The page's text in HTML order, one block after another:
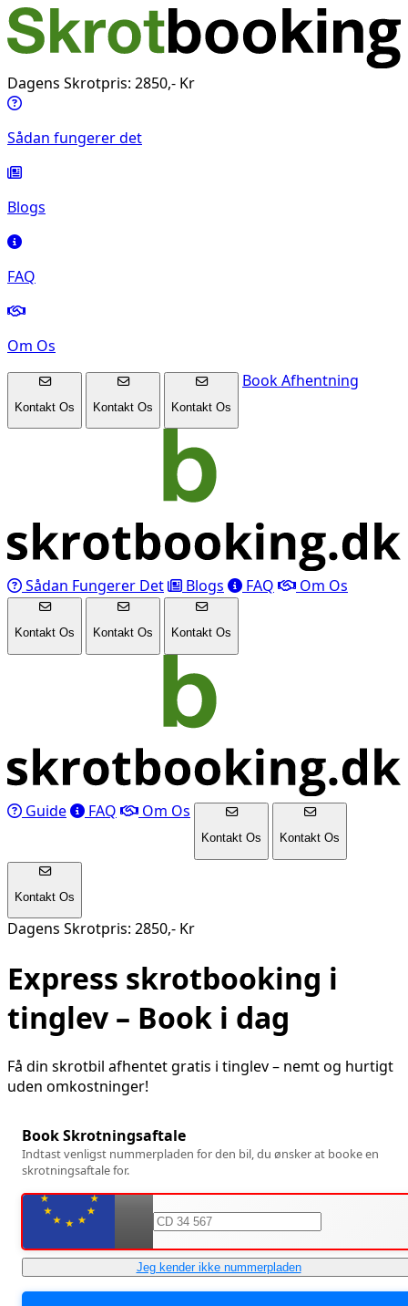
Dagens Skrotpris: 2850,- Kr
Sådan fungerer det
Blogs
FAQ
Om Os
Kontakt Os Kontakt Os Kontakt Os
Book Afhentning
Sådan Fungerer Det Blogs FAQ Om Os
Kontakt Os Kontakt Os Kontakt Os
Guide FAQ Om Os
Kontakt Os Kontakt Os
Kontakt Os
Dagens Skrotpris: 2850,- Kr
Express skrotbooking i
tinglev – Book i dag
Få din skrotbil afhentet gratis i tinglev– nemt og hurtigt
uden omkostninger!
Book Skrotningsaftale
Indtast venligst nummerpladen for den bil, du ønsker at booke en
skrotningsaftale for.
Jeg kender ikke nummerpladen